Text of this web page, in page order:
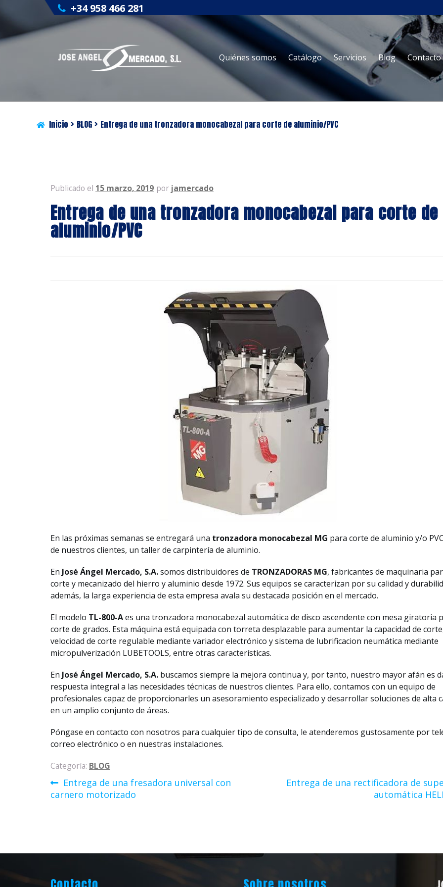
+34 958 466 281
Ir
a
la
navegación
Ir
al
contenido
Quiénes somos Catálogo Servicios Blog Contacto
Inicio BLOG Entrega de una tronzadora monocabezal para corte de aluminio/PVC
Publicado el 15 marzo, 2019 por jamercado
Entrega de una tronzadora monocabezal para corte de
aluminio/PVC
En las próximas semanas se entregará una tronzadora monocabezal MG para corte de aluminio y/o
de nuestros clientes, un taller de carpintería de aluminio.
En José Ángel Mercado, S.A.somos distribuidores de TRONZADORAS MG, fabricantes de maquinaria
corte y mecanizado del hierro y aluminio desde 1972. Sus equipos se caracterizan por su calidad y
además, la larga experiencia de esta empresa avala su destacada posición en el mercado.
El modelo TL-800-Aes una tronzadora monocabezal automática de disco ascendente con mesa giratoria
corte de grados. Esta máquina está equipada con torreta desplazable para aumentar la capacidad de
velocidad de corte regulable mediante variador electrónico y sistema de lubrificacion neumática mediante
micropulverización LUBETOOLS, entre otras características.
En José Ángel Mercado, S.A. buscamos siempre la mejora continua y, por tanto, nuestro mayor afán es
respuesta integral a las necesidades técnicas de nuestros clientes. Para ello, contamos con un equipo de
profesionales capaz de proporcionarles un asesoramiento especializado y desarrollar soluciones de alta
en un amplio conjunto de áreas.
Póngase en contacto con nosotros para cualquier tipo de consulta, le atenderemos gustosamente por
correo electrónico o en nuestras instalaciones.
Categoría: BLOG
Navegación
de
Anterior:
Entrega de una fresadora universal con
carnero motorizado
Siguiente:
Entrega de una rectificadora de
automática